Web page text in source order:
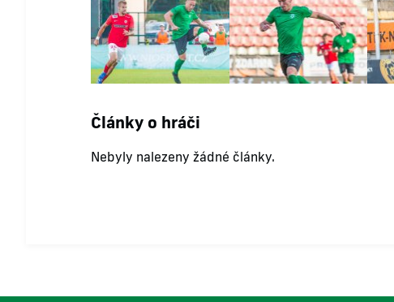
Články o hráči
Nebyly nalezeny žádné články.